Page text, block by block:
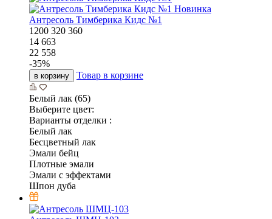
Новинка
Антресоль Тимберика Кидс №1
1200 320 360
14 663
22 558
-35%
в корзину Товар в корзине
Белый лак (65)
Выберите цвет:
Варианты отделки :
Белый лак
Бесцветный лак
Эмали бейц
Плотные эмали
Эмали с эффектами
Шпон дуба